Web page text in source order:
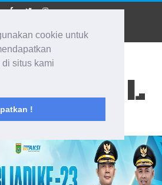
cookie untuk
situs kami
!
KALSEL
Ke Segala Arah